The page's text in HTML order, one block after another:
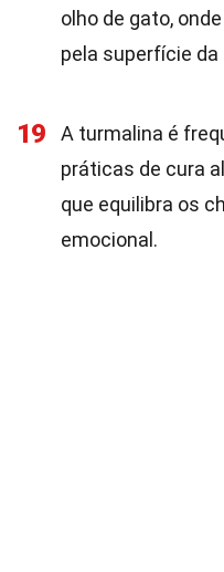
olho de gato,
pela superfície da
19
A turmalina é
práticas de cura
que equilibra os
emocional.